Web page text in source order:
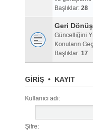
Başlıklar: 28
Geri
Güncelliğini
Konuların
Başlıklar: 17
GIRIŞ• KAYIT
Kullanıcı adı:
Şifre: